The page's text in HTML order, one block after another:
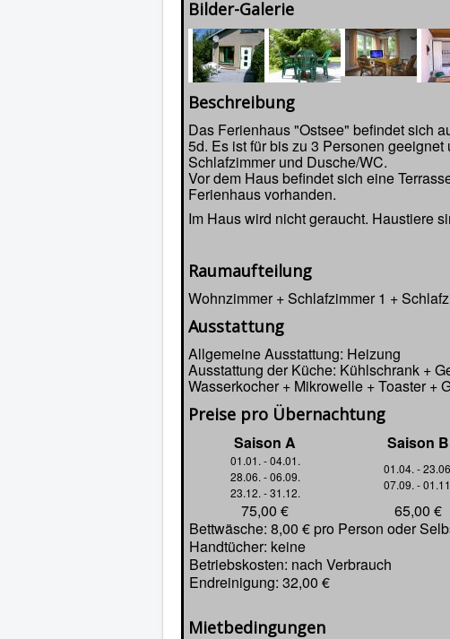
Bilder-Galerie
Beschreibung
Das Ferienhaus "Ostsee" befindet sich
5d. Es ist für bis zu 3 Personen
Schlafzimmer und Dusche/WC.
Vor dem Haus befindet sich eine
Ferienhaus vorhanden.
Im Haus wird nicht geraucht. Haustiere
Raumaufteilung
Wohnzimmer + Schlafzimmer 1 +
Ausstattung
Allgemeine Ausstattung: Heizung
Ausstattung der Küche: Kühlschrank +
Wasserkocher + Mikrowelle + Toaster +
Preise pro Übernachtung
Saison A Saison B
01.01. - 04.01.
28.06. - 06.09.
23.12. - 31.12.
01.04. -
07.09. -
75,00 € 65,00 €
Bettwäsche: 8,00 € pro Person oder
Handtücher: keine
Betriebskosten: nach Verbrauch
Endreinigung: 32,00 €
Mietbedingungen